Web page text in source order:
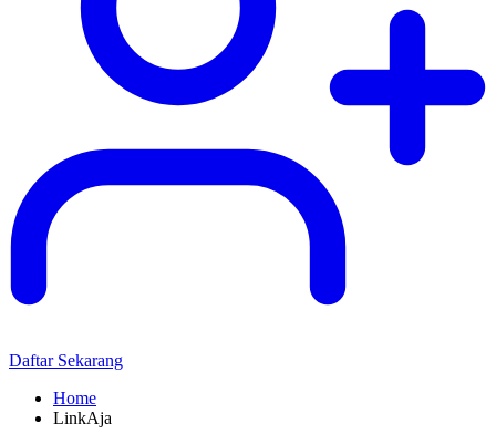
Daftar Sekarang
Home
LinkAja